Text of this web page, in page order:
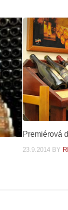
Premiérová
23.9.2014BY